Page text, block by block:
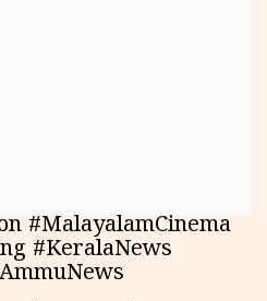
#MalayalamCinema
#KeralaNews